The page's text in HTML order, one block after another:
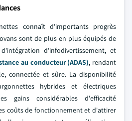
connaît d'importants progrès
sont de plus en plus équipés de
d'infodivertissement, et
au conducteur (ADAS), rendant
connectée et sûre. La disponibilité
hybrides et électriques
gains considérables d'efficacité
coûts de fonctionnement et d'attirer